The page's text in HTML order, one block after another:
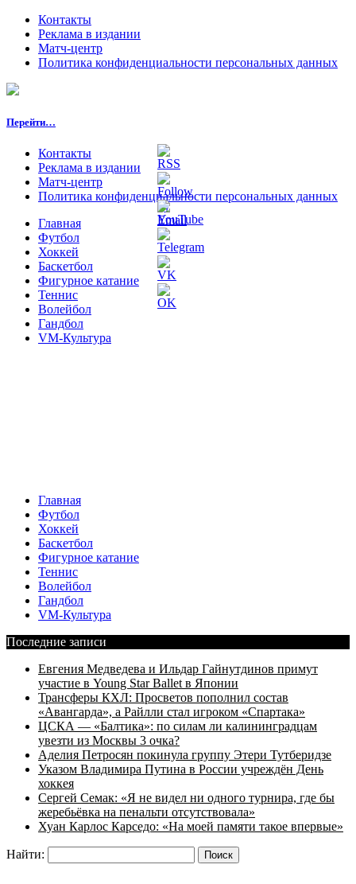
Контакты
Реклама в издании
Матч-центр
Политика конфиденциальности персональных данных
Перейти…
Контакты
Реклама в издании
Матч-центр
Политика конфиденциальности персональных данных
Главная
Футбол
Хоккей
Баскетбол
Фигурное катание
Теннис
Волейбол
Гандбол
VM-Культура
Главная
Футбол
Хоккей
Баскетбол
Фигурное катание
Теннис
Волейбол
Гандбол
VM-Культура
Последние записи
Евгения Медведева и Ильдар Гайнутдинов примут
участие в Young Star Ballet в Японии
Трансферы КХЛ: Просветов пополнил состав
«Авангарда», а Райлли стал игроком «Спартака»
ЦСКА — «Балтика»: по силам ли калининградцам
увезти из Москвы 3 очка?
Аделия Петросян покинула группу Этери Тутберидзе
Указом Владимира Путина в России учреждён День
хоккея
Сергей Семак: «Я не видел ни одного турнира, где бы
жеребьёвка на пенальти отсутствовала»
Хуан Карлос Карседо: «На моей памяти такое впервые»
Найти: